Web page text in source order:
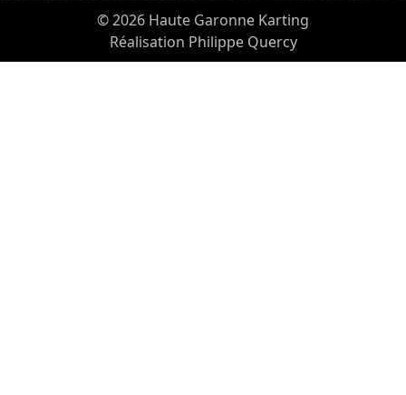
© 2026 Haute Garonne Karting
Réalisation Philippe Quercy